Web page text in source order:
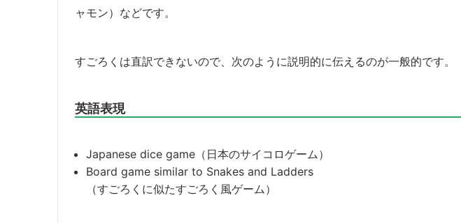
ャモン）などです。
すごろくは直訳できないので、次のように説明的に伝えるのが一般的です。
英語表現
Japanese dice game（日本のサイコロゲーム）
Board game similar to Snakes and Ladders
（すごろくに似たすごろく風ゲーム）